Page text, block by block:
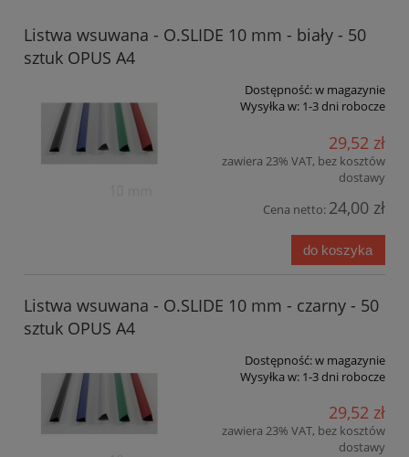
Listwa wsuwana - O.SLIDE 10 mm - biały - 50
sztuk OPUS A4
Dostępność:w magazynie
Wysyłka w: 1-3 dni robocze
29,52 zł
zawiera 23% VAT, bez kosztów
dostawy
Cena netto: 24,00 zł
do koszyka
Listwa wsuwana - O.SLIDE 10 mm - czarny - 50
sztuk OPUS A4
Dostępność:w magazynie
Wysyłka w: 1-3 dni robocze
29,52 zł
zawiera 23% VAT, bez kosztów
dostawy